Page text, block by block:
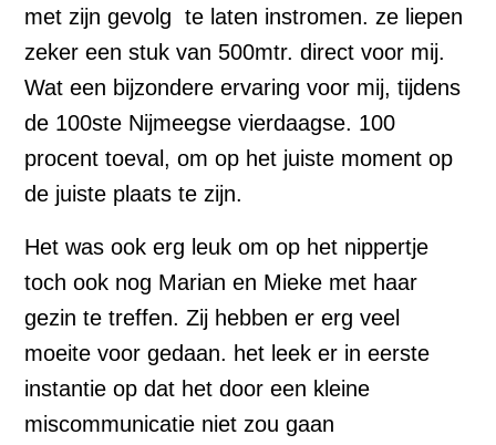
met zijn gevolg te laten instromen. ze liepen
zeker een stuk van 500mtr. direct voor mij.
Wat een bijzondere ervaring voor mij, tijdens
de 100ste Nijmeegse vierdaagse. 100
procent toeval, om op het juiste moment op
de juiste plaats te zijn.
Het was ook erg leuk om op het nippertje
toch ook nog Marian en Mieke met haar
gezin te treffen. Zij hebben er erg veel
moeite voor gedaan. het leek er in eerste
instantie op dat het door een kleine
miscommunicatie niet zou gaan